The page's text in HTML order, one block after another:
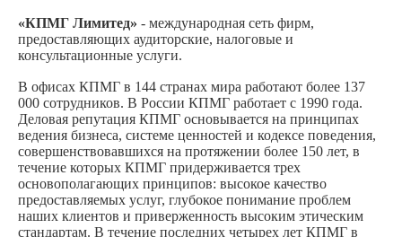
«КПМГ Лимитед» - международная сеть фирм,
предоставляющих аудиторские, налоговые и
консультационные услуги.
В офисах КПМГ в 144 странах мира работают более 137
000 сотрудников. В России КПМГ работает c 1990 года.
Деловая репутация КПМГ основывается на принципах
ведения бизнеса, системе ценностей и кодексе поведения,
совершенствовавшихся на протяжении более 150 лет, в
течение которых КПМГ придерживается трех
основополагающих принципов: высокое качество
предоставляемых услуг, глубокое понимание проблем
наших клиентов и приверженность высоким этическим
стандартам. В течение последних четырех лет КПМГ в